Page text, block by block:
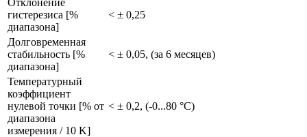
гистерезиса [%
диапазона]
< ± 0,25
Долговременная
стабильность [%
диапазона]
< ± 0,05, (за 6 месяцев)
Температурный
коэффициент
нулевой точки [% от
диапазона
измерения / 10 K]
< ± 0,2, (-0...80 °C)